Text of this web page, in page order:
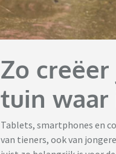
Zo
tuin
Tablets, smartphones en
van tieners, ook van